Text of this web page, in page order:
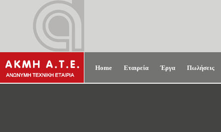
Home Εταιρεία Έργα Πωλήσεις